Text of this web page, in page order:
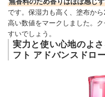
です。保湿力も高く、塗布か
高い数値をマークしました。
すいでしょう。
実力と使い心地のよ
フト アドバンスドロ